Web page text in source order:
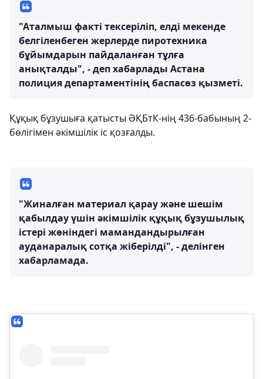
"Аталмыш факті тексеріліп, елдi мекенде
белгiленбеген жерлерде пиротехника
бұйымдарын пайдаланған тұлға
анықталды", - деп хабарлады Астана
полиция департаментiнiң баспасөз қызметi.
Құқық бұзушыға қатысты ӘҚБтК-нің 436-бабының 2-
бөлігімен әкімшілік іс қозғалды.
"Жиналған материал қарау және шешім
қабылдау үшін әкімшілік құқық бұзушылық
істері жөніндегі мамандандырылған
ауданаралық сотқа жіберілді", - делінген
хабарламада.